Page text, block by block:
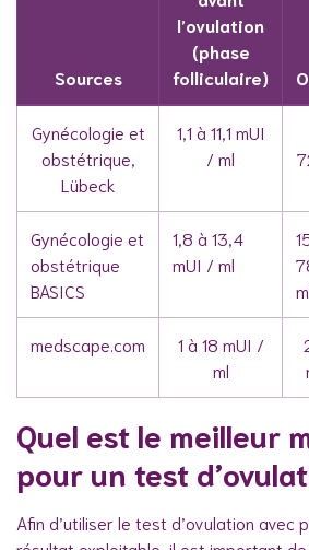
Sources
l’ovulation
(phase
folliculaire)
Gynécologie et
obstétrique,
Lübeck
1,1 à 11,1 mUI
/ ml
Gynécologie et
obstétrique
BASICS
1,8 à 13,4
mUI / ml
medscape.com
1 à 18 mUI /
ml
Quel est le meilleur
pour un test
Afin d’utiliser le test d’ovulation avec